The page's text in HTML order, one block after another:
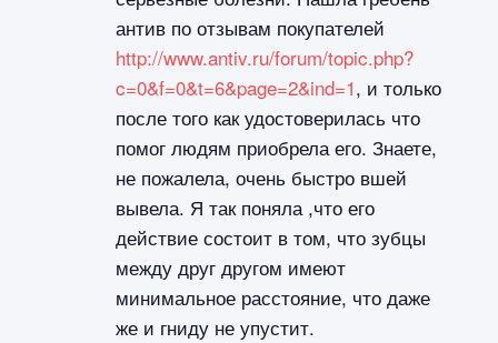
антив по отзывам покупателей
http://www.antiv.ru/forum/topic.php?
c=0&f=0&t=6&page=2&ind=1, и только
после того как удостоверилась что
помог людям приобрела его. Знаете,
не пожалела, очень быстро вшей
вывела. Я так поняла ,что его
действие состоит в том, что зубцы
между друг другом имеют
минимальное расстояние, что даже
же и гниду не упустит.